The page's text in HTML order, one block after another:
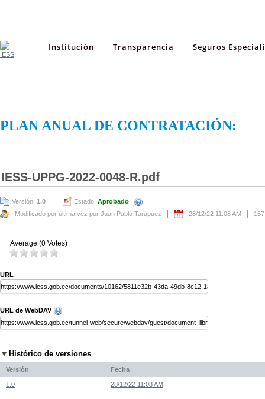
Institución Transparencia Seguros
PLAN ANUAL DE CONTRATACIÓN:
IESS-UPPG-2022-0048-R.pdf
Versión: 1.0 Estado: Aprobado
Modificado por última vez por Juan Pablo Tarapuez
28/12/22 11:08 AM
Average (0 Votes)
URL
URL de WebDAV
Histórico de versiones
Versión Fecha
1.0 28/12/22 11:08 AM